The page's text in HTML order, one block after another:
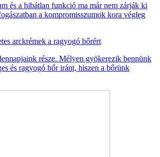
és a hibátlan funkció ma már nem zárják ki
a kompromisszumok kora végleg
arckrémek a ragyogó bőrért
része. Mélyen gyökerezik bennünk
és ragyogó bőr iránt, hiszen a bőrünk